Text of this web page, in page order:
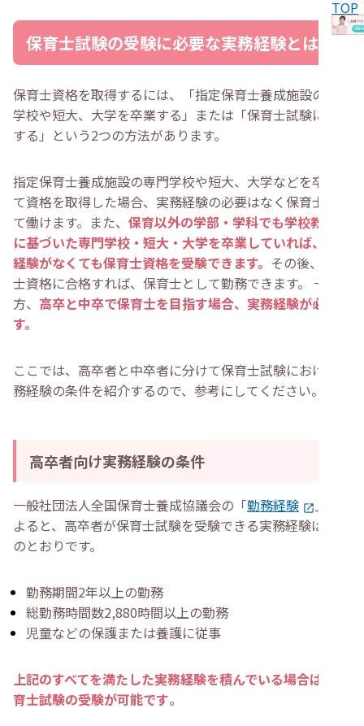
TOP
・児童福祉施設勤務証明書のダウンロード方法
・ 保育士の実務経験に関する質問
・保育士になるための実務経験が免除されることはあ
る？
・保育士試験受験に必要な実務経験は2年？
・実務経験なしで保育士になる方法は？
・ 放課後等デイサービスの実務経験で保育士試験の受験
は可能？
る？
・まとめ
保育士試験の受験に必要な実務経験とは
保育士資格を取得するには、「指定保育士養成施設の専門
学校や短大、大学を卒業する」または「保育士試験に合格
する」という2つの方法があります。
指定保育士養成施設の専門学校や短大、大学などを卒業し
て資格を取得した場合、実務経験の必要はなく保育士とし
て働けます。また、 保育以外の学部・学科でも学校教育法
に基づいた専門学校・短大・大学を卒業していれば、実務
経験がなくても保育士資格を受験できます。 その後、保育
士資格に合格すれば、保育士として勤務できます。 一
方、 高卒と中卒で保育士を目指す場合、実務経験が必要で
す。
ここでは、高卒者と中卒者に分けて保育士試験における実
務経験の条件を紹介するので、参考にしてください。
高卒者向け実務経験の条件
一般社団法人全国保育士養成協議会の「勤務経験
よると、高卒者が保育士試験を受験できる実務経験は以下
のとおりです。
勤務期間2年以上の勤務
総勤務時間数2,880時間以上の勤務
児童などの保護または養護に従事
上記のすべてを満たした実務経験を積んでいる場合は、保
育士試験の受験が可能です。